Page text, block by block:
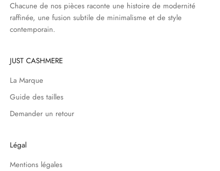
Chacune de nos pièces raconte une histoire de modernité
raffinée, une fusion subtile de minimalisme et de style
contemporain.
JUST CASHMERE
La Marque
Guide des tailles
Demander un retour
Légal
Mentions légales